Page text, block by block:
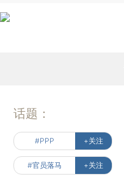
话题：
#PPP +关注
#官员落马 +关注